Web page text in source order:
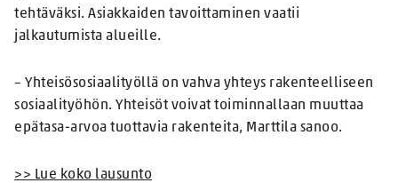
tehtäväksi. Asiakkaiden tavoittaminen vaatii
jalkautumista alueille.
– Yhteisösosiaalityöllä on vahva yhteys rakenteelliseen
sosiaalityöhön. Yhteisöt voivat toiminnallaan muuttaa
epätasa-arvoa tuottavia rakenteita, Marttila sanoo.
>> Lue koko lausunto